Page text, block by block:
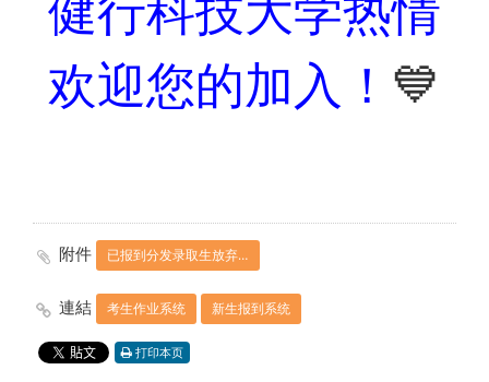
欢迎您的加入！ 💙
附件 已报到分发录取生放弃分发录取资格声明书.pdf
連結 考生作业系统 新生报到系统
打印本页